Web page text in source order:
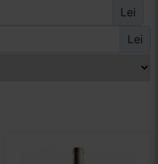
Lei
Lei